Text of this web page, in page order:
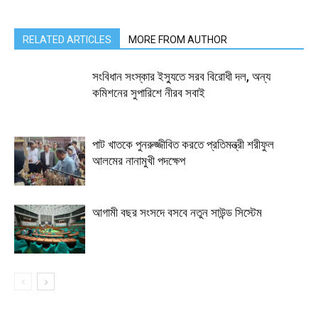
RELATED ARTICLES MORE FROM AUTHOR
সংবিধান সংস্কার ইস্যুতে সরব বিরোধী দল, অন্য
কমিশনের সুপারিশে নীরব সবাই
পাট খাতকে পুনরুজ্জীবিত করতে প্রতিমন্ত্রী শরীফুল
আলমের নানামুখী পদক্ষেপ
আগামী বছর সংসদে বসবে নতুন সাউন্ড সিস্টেম